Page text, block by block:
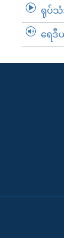
ရုပ်သံ
ရေဒီ